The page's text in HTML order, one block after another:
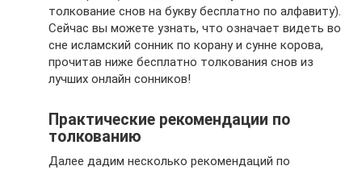
толкование снов на букву бесплатно по алфавиту).
Сейчас вы можете узнать, что означает видеть во
сне исламский сонник по корану и сунне корова,
прочитав ниже бесплатно толкования снов из
лучших онлайн сонников!
Практические рекомендации по
толкованию
Далее дадим несколько рекомендаций по